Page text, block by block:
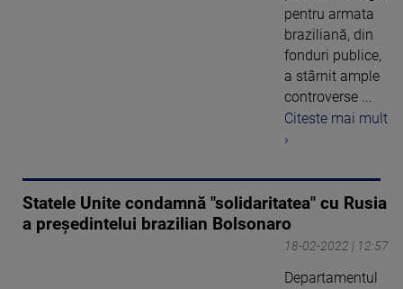
pentru armata
braziliană, din
fonduri publice,
a stârnit ample
controverse ...
Citeste mai mult
›
Statele Unite condamnă "solidaritatea" cu Rusia
a preşedintelui brazilian Bolsonaro
18-02-2022 | 12:57
Departamentul